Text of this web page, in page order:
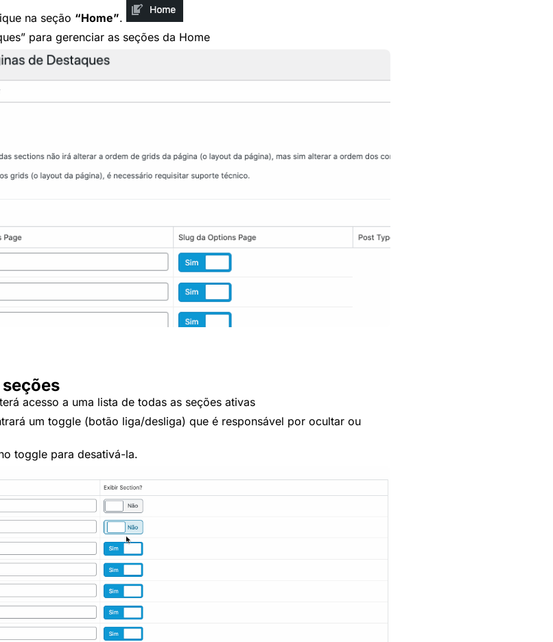
na seção “Home”.
para gerenciar as seções da Home
acesso a uma lista de todas as seções ativas
um toggle (botão liga/desliga) que é responsável por ocultar ou
toggle para desativá-la.